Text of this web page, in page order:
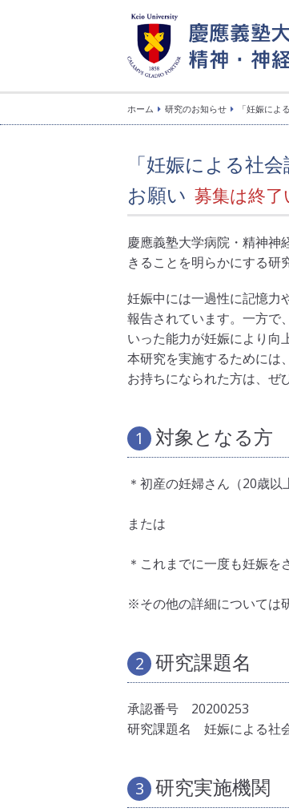
慶應義塾大学
ホーム 研究のお知らせ 「妊娠によ
「妊娠による社
お願い 募集は終
慶應義塾大学病院・精神神
きることを明らかにする研
妊娠中には一過性に記憶力
報告されています。一方で
いった能力が妊娠により向
本研究を実施するためには
お持ちになられた方は、ぜ
1 対象となる方
＊初産の妊婦さん（20歳
または
＊これまでに一度も妊娠を
※その他の詳細については
2 研究課題名
承認番号 20200253
研究課題名 妊娠による社
3 研究実施機関